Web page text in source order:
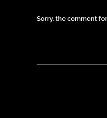
Sorry, the comment